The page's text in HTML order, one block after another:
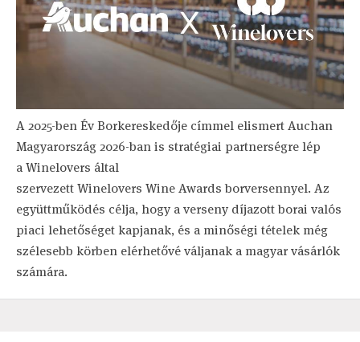
A 2025-ben Év Borkereskedője címmel elismert Auchan
Magyarország 2026-ban is stratégiai partnerségre lép
a Winelovers által
szervezett Winelovers Wine Awards borversennyel. Az
együttműködés célja, hogy a verseny díjazott borai valós
piaci lehetőséget kapjanak, és a minőségi tételek még
szélesebb körben elérhetővé váljanak a magyar vásárlók
számára.